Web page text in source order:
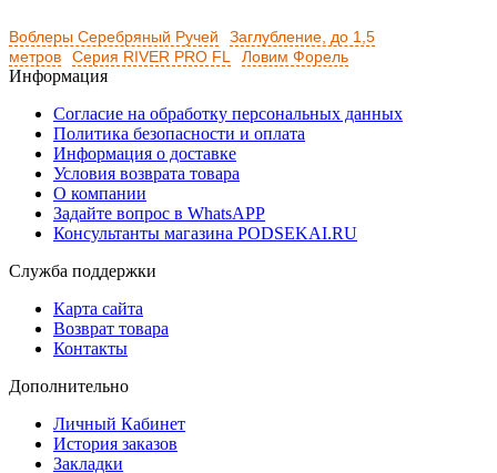
Воблеры Серебряный Ручей
Заглубление, до 1,5
метров
Серия RIVER PRO FL Ловим Форель
Информация
Согласие на обработку персональных данных
Политика безопасности и оплата
Информация о доставке
Условия возврата товара
О компании
Задайте вопрос в WhatsAPP
Консультанты магазина PODSEKAI.RU
Служба поддержки
Карта сайта
Возврат товара
Контакты
Дополнительно
Личный Кабинет
История заказов
Закладки